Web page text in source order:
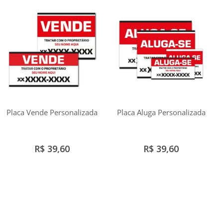
Placa Vende Personalizada
R$ 39,60
Placa Aluga Personalizada
R$ 39,60